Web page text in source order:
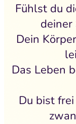
Fühlst du
Dein
Das Leben
Du bist